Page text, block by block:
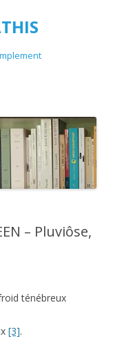
– Pluviôse,
ténébreux
[3].